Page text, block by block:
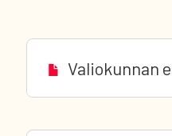
Valiokunnan